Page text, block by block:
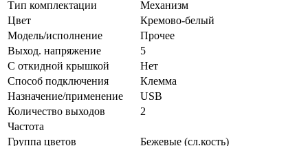
Тип комплектации
Механизм
Цвет
Кремово-белый
Модель/исполнение
Прочее
Выход. напряжение
5
С откидной крышкой
Нет
Способ подключения
Клемма
Назначение/применение
USB
Количество выходов
2
Частота
Группа цветов
Бежевые (сл.кость)